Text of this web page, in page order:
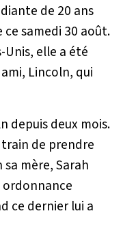
de 20 ans
samedi 30 août.
elle a été
Lincoln, qui
depuis deux mois.
de prendre
sa mère, Sarah
ce dernier lui a